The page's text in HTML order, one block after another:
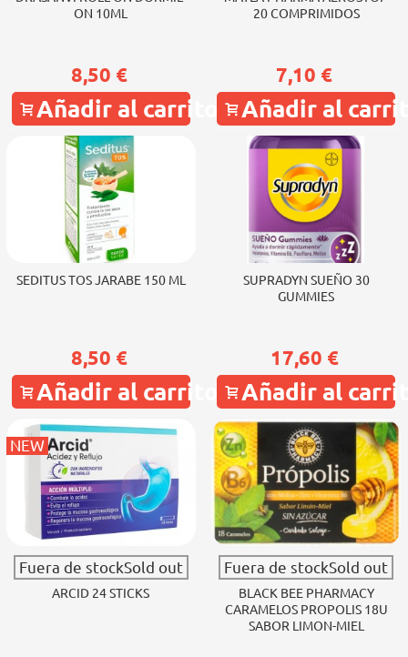
ON 10ML
8,50 €
Añadir al carrito
20 COMPRIMIDOS
7,10 €
Añadir al
SEDITUS TOS JARABE 150 ML
8,50 €
Añadir al carrito
SUPRADYN SUEÑO 30
GUMMIES
17,60 €
Añadir al
NEW
Fuera de stockSold out
ARCID 24 STICKS
Fuera de stockSold out
BLACK BEE PHARMACY
CARAMELOS PROPOLIS 18U
SABOR LIMON-MIEL